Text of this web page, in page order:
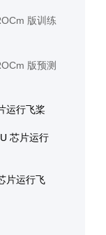
版训练
版预测
运行飞桨
芯片运行
片运行飞